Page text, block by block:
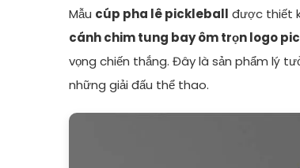
Mẫu cúp pha lê pickleball được thiết
cánh chim tung bay ôm trọn logo
vọng chiến thắng. Đây là sản phẩm lý
những giải đấu thể thao.